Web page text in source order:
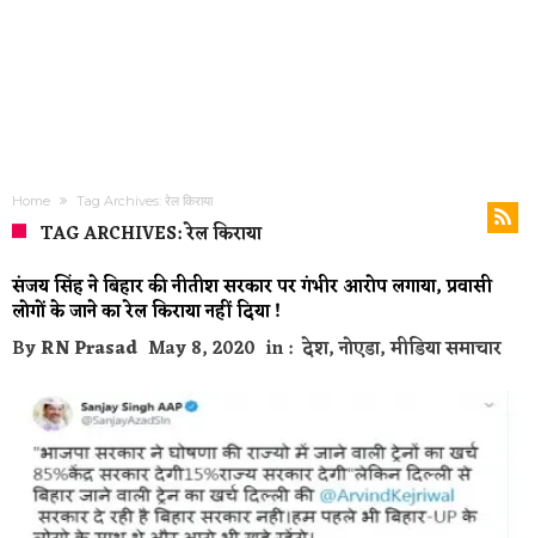
Home Tag Archives: रेल किराया
TAG ARCHIVES: रेल किराया
संजय सिंह ने बिहार की नीतीश सरकार पर गंभीर आरोप लगाया, प्रवासी
लोगों के जाने का रेल किराया नहीं दिया !
ByRN Prasad May 8, 2020 in : देश,नोएडा,मीडिया समाचार